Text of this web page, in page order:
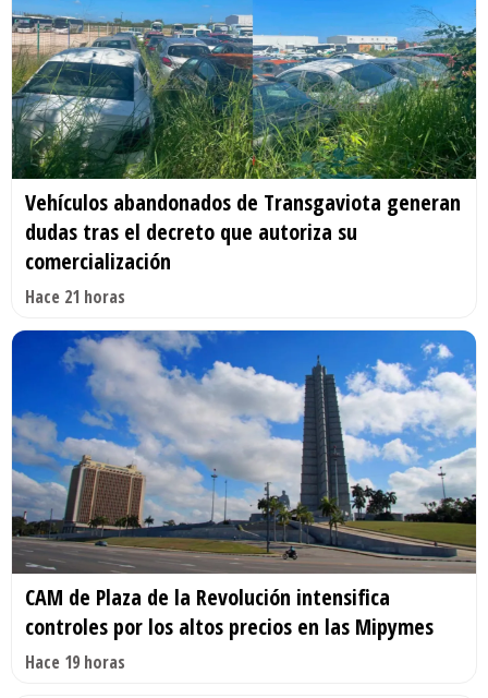
Vehículos abandonados de Transgaviota generan
dudas tras el decreto que autoriza su
comercialización
Hace 21 horas
CAM de Plaza de la Revolución intensifica
controles por los altos precios en las Mipymes
Hace 19 horas